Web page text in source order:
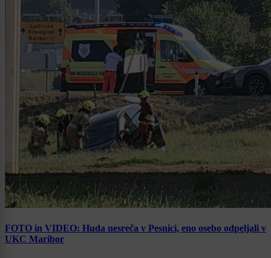
FOTO in VIDEO: Huda nesreča v Pesnici, eno osebo odpeljali v
UKC Maribor